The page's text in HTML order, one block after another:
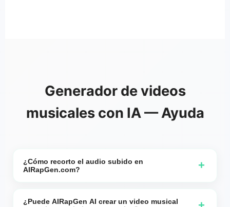
Generador de videos
musicales con IA — Ayuda
¿Cómo recorto el audio subido en
AIRapGen.com?
+
AIRapGen.com o tu propio audio subido, necesitas
¿Puede AIRapGen AI crear un video musical